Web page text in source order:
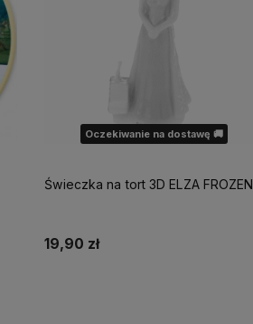
Oczekiwanie na dostawę 🚚
Świeczka na tort 3D ELZA FROZEN
19,90 zł